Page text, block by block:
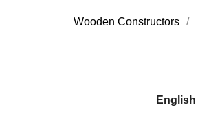
Wooden Constructors /
English